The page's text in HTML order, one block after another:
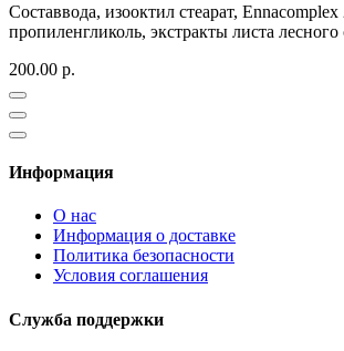
Составвода, изооктил стеарат, Ennacomplex
пропиленгликоль, экстракты листа лесного
200.00 р.
Информация
О нас
Информация о доставке
Политика безопасности
Условия соглашения
Служба поддержки